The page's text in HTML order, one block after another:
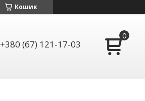
Кошик
+380 (67) 121-17-03